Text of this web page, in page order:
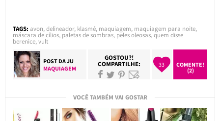
TAGS: avon,delineador, klasmé, maquiagem, maquiagem para noite,
máscara de cílios, paletas de sombras, peles oleosas,quem disse
berenice,vult
POST DAJU
MAQUIAGEM
GOSTOU?!
COMPARTILHE: 33
COMENTE!
(2)
VOCÊ TAMBÉM VAI GOSTAR